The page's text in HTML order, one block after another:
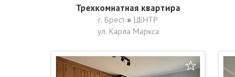
Трехкомнатная квартира
г. Брест » ЦЕНТР
ул. Карла Маркса